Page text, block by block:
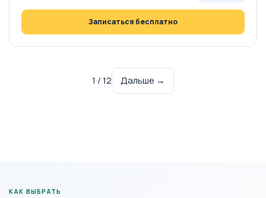
Записаться бесплатно
1 / 12 Дальше →
КАК ВЫБРАТЬ